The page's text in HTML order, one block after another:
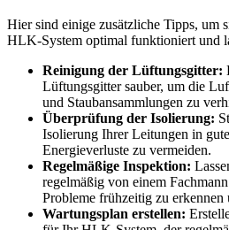
Hier sind einige zusätzliche Tipps, um
HLK-System optimal funktioniert und
Reinigung der Lüftungsgitter:
Lüftungsgitter sauber, um die
und Staubansammlungen zu
Überprüfung der Isolierung:
Isolierung Ihrer Leitungen in
Energieverluste zu vermeiden.
Regelmäßige Inspektion:
regelmäßig von einem
Probleme frühzeitig zu erkennen
Wartungsplan erstellen: